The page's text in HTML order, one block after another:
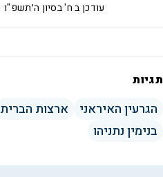
ח' בסיון ה׳תשפ"ועודכן ב
תגיות
הגרעין האיראני ארצות הברית
בנימין נתניהו